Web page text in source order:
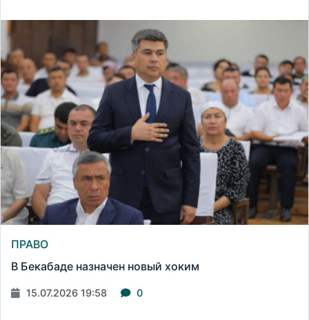
ПРАВО
В Бекабаде назначен новый хоким
15.07.2026 19:58 0